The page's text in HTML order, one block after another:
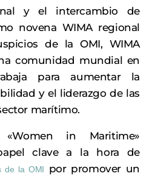
y el intercambio de
novena WIMA regional
de la OMI, WIMA
comunidad mundial en
para aumentar la
y el liderazgo de las
marítimo.
«Women in Maritime»
clave a la hora de
de la OMI
por promover un